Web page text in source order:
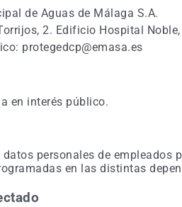
de Aguas de Málaga S.A.
2. Edificio Hospital
protegedcp@emasa.es
en interés público.
personales de empleados
en las distintas